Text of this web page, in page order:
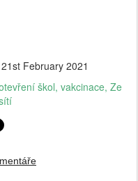
21st February 2021
škol vakcinace Ze